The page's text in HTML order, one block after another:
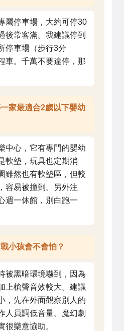
屬停車場，大約可停30
後常客滿。我建議停到
停車場（步行3分
車。千萬不要違停，那
家最適合2歲以下嬰幼
中心，它有專門的嬰幼
軟墊，玩具也定期消
雖然也有軟墊區，但較
容易被撞到。另外注
週一休館，別白跑一
小孩會不會怕？
被黑暗環境嚇到，因為
上槍聲音效較大。建議
，先在外面觀察別人的
人員調低音量。魔幻劇
很樂意協助。